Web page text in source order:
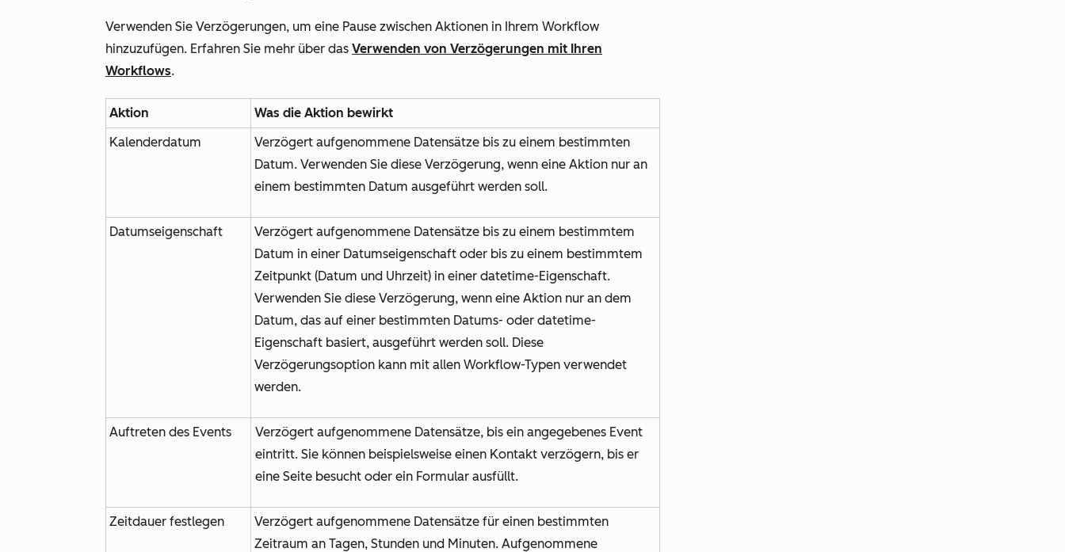
Verwenden Sie Verzögerungen, um eine Pause zwischen Aktionen in Ihrem Workflow
hinzuzufügen. Erfahren Sie mehr über das Verwenden von Verzögerungen mit Ihren
Workflows.
Aktion
Was die Aktion bewirkt
Kalenderdatum
Verzögert aufgenommene Datensätze bis zu einem bestimmten
Datum. Verwenden Sie diese Verzögerung, wenn eine Aktion nur an
einem bestimmten Datum ausgeführt werden soll.
Datumseigenschaft
Verzögert aufgenommene Datensätze bis zu einem bestimmtem
Datum in einer Datumseigenschaft oder bis zu einem bestimmtem
Zeitpunkt (Datum und Uhrzeit) in einer datetime-Eigenschaft.
Verwenden Sie diese Verzögerung, wenn eine Aktion nur an dem
Datum, das auf einer bestimmten Datums- oder datetime-
Eigenschaft basiert, ausgeführt werden soll. Diese
Verzögerungsoption kann mit allen Workflow-Typen verwendet
werden.
Auftreten des Events
Verzögert aufgenommene Datensätze, bis ein angegebenes Event
eintritt. Sie können beispielsweise einen Kontakt verzögern, bis er
eine Seite besucht oder ein Formular ausfüllt.
Zeitdauer festlegen
Verzögert aufgenommene Datensätze für einen bestimmten
Zeitraum an Tagen, Stunden und Minuten. Aufgenommene